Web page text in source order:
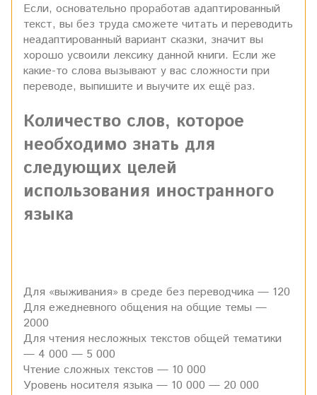
Если, основательно проработав адаптированный
текст, вы без труда сможете читать и переводить
неадаптированный вариант сказки, значит вы
хорошо усвоили лексику данной книги. Если же
какие-то слова вызывают у вас сложности при
переводе, выпишите и выучите их ещё раз.
Количество слов, которое
необходимо знать для
следующих целей
использования иностранного
языка
Для «выживания» в среде без переводчика — 120
Для ежедневного общения на общие темы —
2000
Для чтения несложных текстов общей тематики
— 4 000 — 5 000
Чтение сложных текстов — 10 000
Уровень носителя языка — 10 000 — 20 000